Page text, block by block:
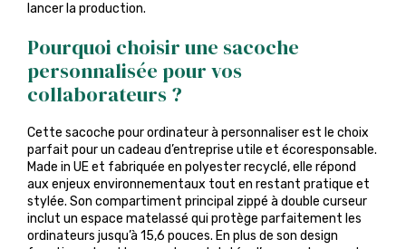
lancer la production.
Pourquoi choisir une sacoche
personnalisée pour vos
collaborateurs ?
Cette sacoche pour ordinateur à personnaliser est le choix
parfait pour un cadeau d’entreprise utile et écoresponsable.
Made in UE et fabriquée en polyester recyclé, elle répond
aux enjeux environnementaux tout en restant pratique et
stylée. Son compartiment principal zippé à double curseur
inclut un espace matelassé qui protège parfaitement les
ordinateurs jusqu’à 15,6 pouces. En plus de son design